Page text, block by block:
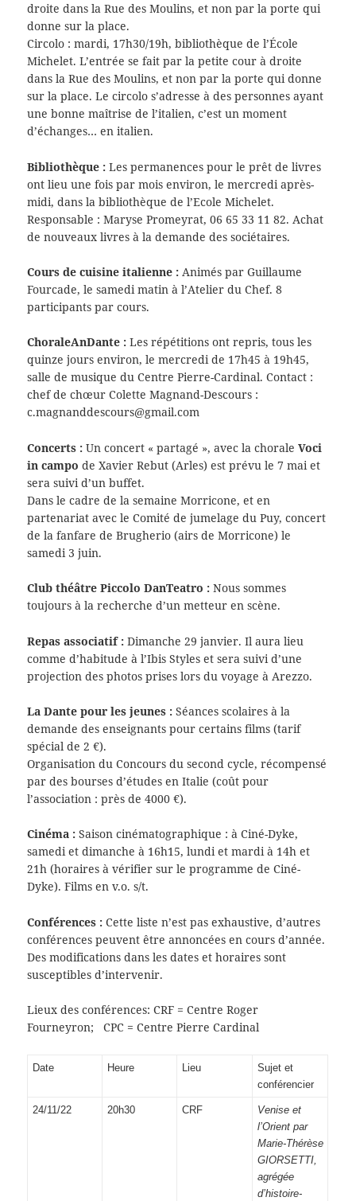
droite dans la Rue des Moulins, et non par la porte qui
donne sur la place.
Circolo : mardi, 17h30/19h, bibliothèque de l’École
Michelet. L’entrée se fait par la petite cour à droite
dans la Rue des Moulins, et non par la porte qui donne
sur la place. Le circolo s’adresse à des personnes ayant
une bonne maîtrise de l’italien, c’est un moment
d’échanges… en italien.
Bibliothèque :Les permanences pour le prêt de livres
ont lieu une fois par mois environ, le mercredi après-
midi, dans la bibliothèque de l’Ecole Michelet.
Responsable : Maryse Promeyrat, 06 65 33 11 82. Achat
de nouveaux livres à la demande des sociétaires.
Cours de cuisine italienne :Animés par Guillaume
Fourcade, le samedi matin à l’Atelier du Chef. 8
participants par cours.
ChoraleAnDante :Les répétitions ont repris, tous les
quinze jours environ, le mercredi de 17h45 à 19h45,
salle de musique du Centre Pierre-Cardinal. Contact :
chef de chœur Colette Magnand-Descours :
c.magnanddescours@gmail.com
Concerts :Un concert « partagé », avec la choraleVoci
in campo de Xavier Rebut (Arles) est prévu le 7 mai et
sera suivi d’un buffet.
Dans le cadre de la semaine Morricone, et en
partenariat avec le Comité de jumelage du Puy, concert
de la fanfare de Brugherio (airs de Morricone) le
samedi 3 juin.
Club théâtre Piccolo DanTeatro :Nous sommes
toujours à la recherche d’un metteur en scène.
Repas associatif :Dimanche 29 janvier. Il aura lieu
comme d’habitude à l’Ibis Styles et sera suivi d’une
projection des photos prises lors du voyage à Arezzo.
La Dante pour les jeunes :Séances scolaires à la
demande des enseignants pour certains films (tarif
spécial de 2 €).
Organisation du Concours du second cycle, récompensé
par des bourses d’études en Italie (coût pour
l’association : près de 4000 €).
Cinéma :Saison cinématographique : à Ciné-Dyke,
samedi et dimanche à 16h15, lundi et mardi à 14h et
21h (horaires à vérifier sur le programme de Ciné-
Dyke). Films en v.o. s/t.
Conférences :Cette liste n’est pas exhaustive, d’autres
conférences peuvent être annoncées en cours d’année.
Des modifications dans les dates et horaires sont
susceptibles d’intervenir.
Lieux des conférences: CRF = Centre Roger
Fourneyron; CPC = Centre Pierre Cardinal
Date Heure Lieu
Sujet et
conférencier
24/11/22 20h30 CRF
Venise et
l’Orient par
Marie-Thérèse
GIORSETTI,
agrégée
d’histoire-